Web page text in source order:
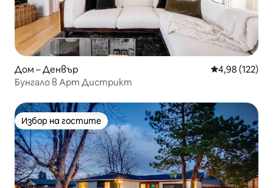
Дом – Денвър Средна
4,98 (122)
Бунгало в Арт Дистрикт
Избор на гостите
Избор на гостите